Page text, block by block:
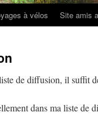
à vélos Site amis
de diffusion, il suffit
dans ma liste de